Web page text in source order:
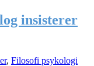
insisterer
, Filosofi psykologi